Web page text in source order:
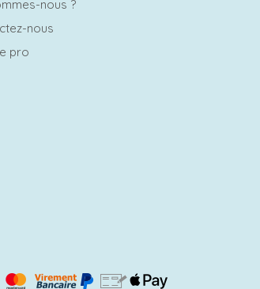
nous ?
nous
pro